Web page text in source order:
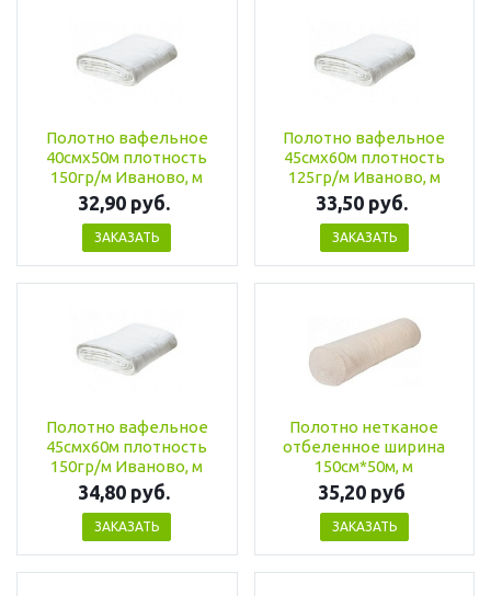
Полотно вафельное
40смх50м плотность
150гр/м Иваново, м
32,90 руб.
ЗАКАЗАТЬ
Полотно вафельное
45смх60м плотность
125гр/м Иваново, м
33,50 руб.
ЗАКАЗАТЬ
Полотно вафельное
45смх60м плотность
150гр/м Иваново, м
34,80 руб.
ЗАКАЗАТЬ
Полотно нетканое
отбеленное ширина
150см*50м, м
35,20 руб
ЗАКАЗАТЬ